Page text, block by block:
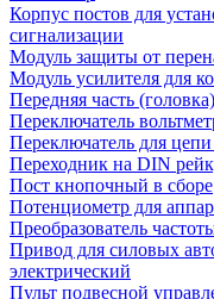
Корпус постов для
сигнализации
Модуль защиты от
Модуль усилителя для
Передняя часть
Переключатель
Переключатель для
Переходник на DIN
Пост кнопочный в сборе
Потенциометр для
Преобразователь
Привод для силовых
электрический
Пульт подвесной